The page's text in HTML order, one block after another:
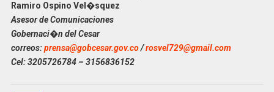
Ramiro Ospino Vel�squez
Asesor de Comunicaciones
Gobernaci�n del Cesar
correos:prensa@gobcesar.gov.co/rosvel729@gmail.com
Cel: 3205726784 – 3156836152